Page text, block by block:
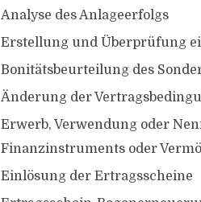
Analyse des Anlageerfolgs
Erstellung und Überprüfung
Bonitätsbeurteilung des
Änderung der
Erwerb, Verwendung oder
Finanzinstruments oder
Einlösung der Ertragsscheine